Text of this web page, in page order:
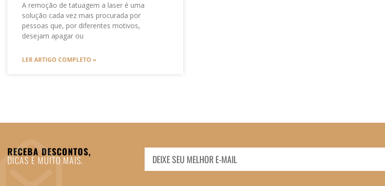
A remoção de tatuagem a laser é uma
solução cada vez mais procurada por
pessoas que, por diferentes motivos,
desejam apagar ou
LER ARTIGO COMPLETO »
RECEBA DESCONTOS,
DICAS E MUITO MAIS.